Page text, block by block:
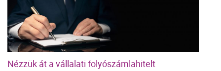
Nézzük át a vállalati folyószámlahitelt